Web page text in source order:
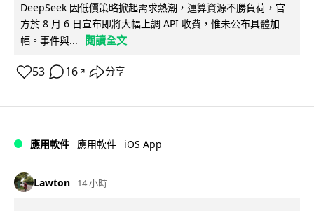
DeepSeek 因低價策略掀起需求熱潮，運算資源不勝負荷，官
方於 8 月 6 日宣布即將大幅上調 API 收費，惟未公布具體加
幅。事件與...
閱讀全文
53 16 ↗ 分享
應用軟件 應用軟件 iOS App
Lawton 14 小時